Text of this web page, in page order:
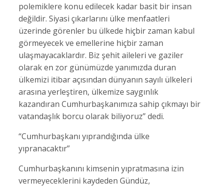
polemiklere konu edilecek kadar basit bir insan
değildir. Siyasi çıkarlarını ülke menfaatleri
üzerinde görenler bu ülkede hiçbir zaman kabul
görmeyecek ve emellerine hiçbir zaman
ulaşmayacaklardır. Biz şehit aileleri ve gaziler
olarak en zor günümüzde yanımızda duran
ülkemizi itibar açısından dünyanın sayılı ülkeleri
arasına yerleştiren, ülkemize saygınlık
kazandıran Cumhurbaşkanımıza sahip çıkmayı bir
vatandaşlık borcu olarak biliyoruz” dedi.
“Cumhurbaşkanı yıprandığında ülke
yıpranacaktır”
Cumhurbaşkanını kimsenin yıpratmasına izin
vermeyeceklerini kaydeden Gündüz,